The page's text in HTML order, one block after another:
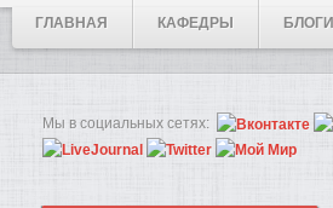
ГЛАВНАЯ КАФЕДРЫ БЛОГИ
Мы в социальных сетях: